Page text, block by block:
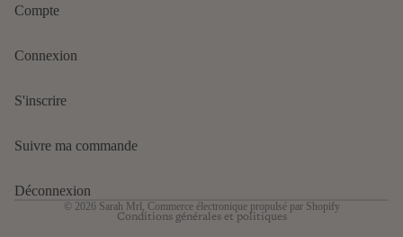
Compte
Connexion
S'inscrire
Suivre ma commande
Déconnexion
© 2026 Sarah Mrl , Commerce électronique propulsé par Shopify
Conditions générales et politiques
Politique de remboursement
Politique d’expédition
Coordonnées